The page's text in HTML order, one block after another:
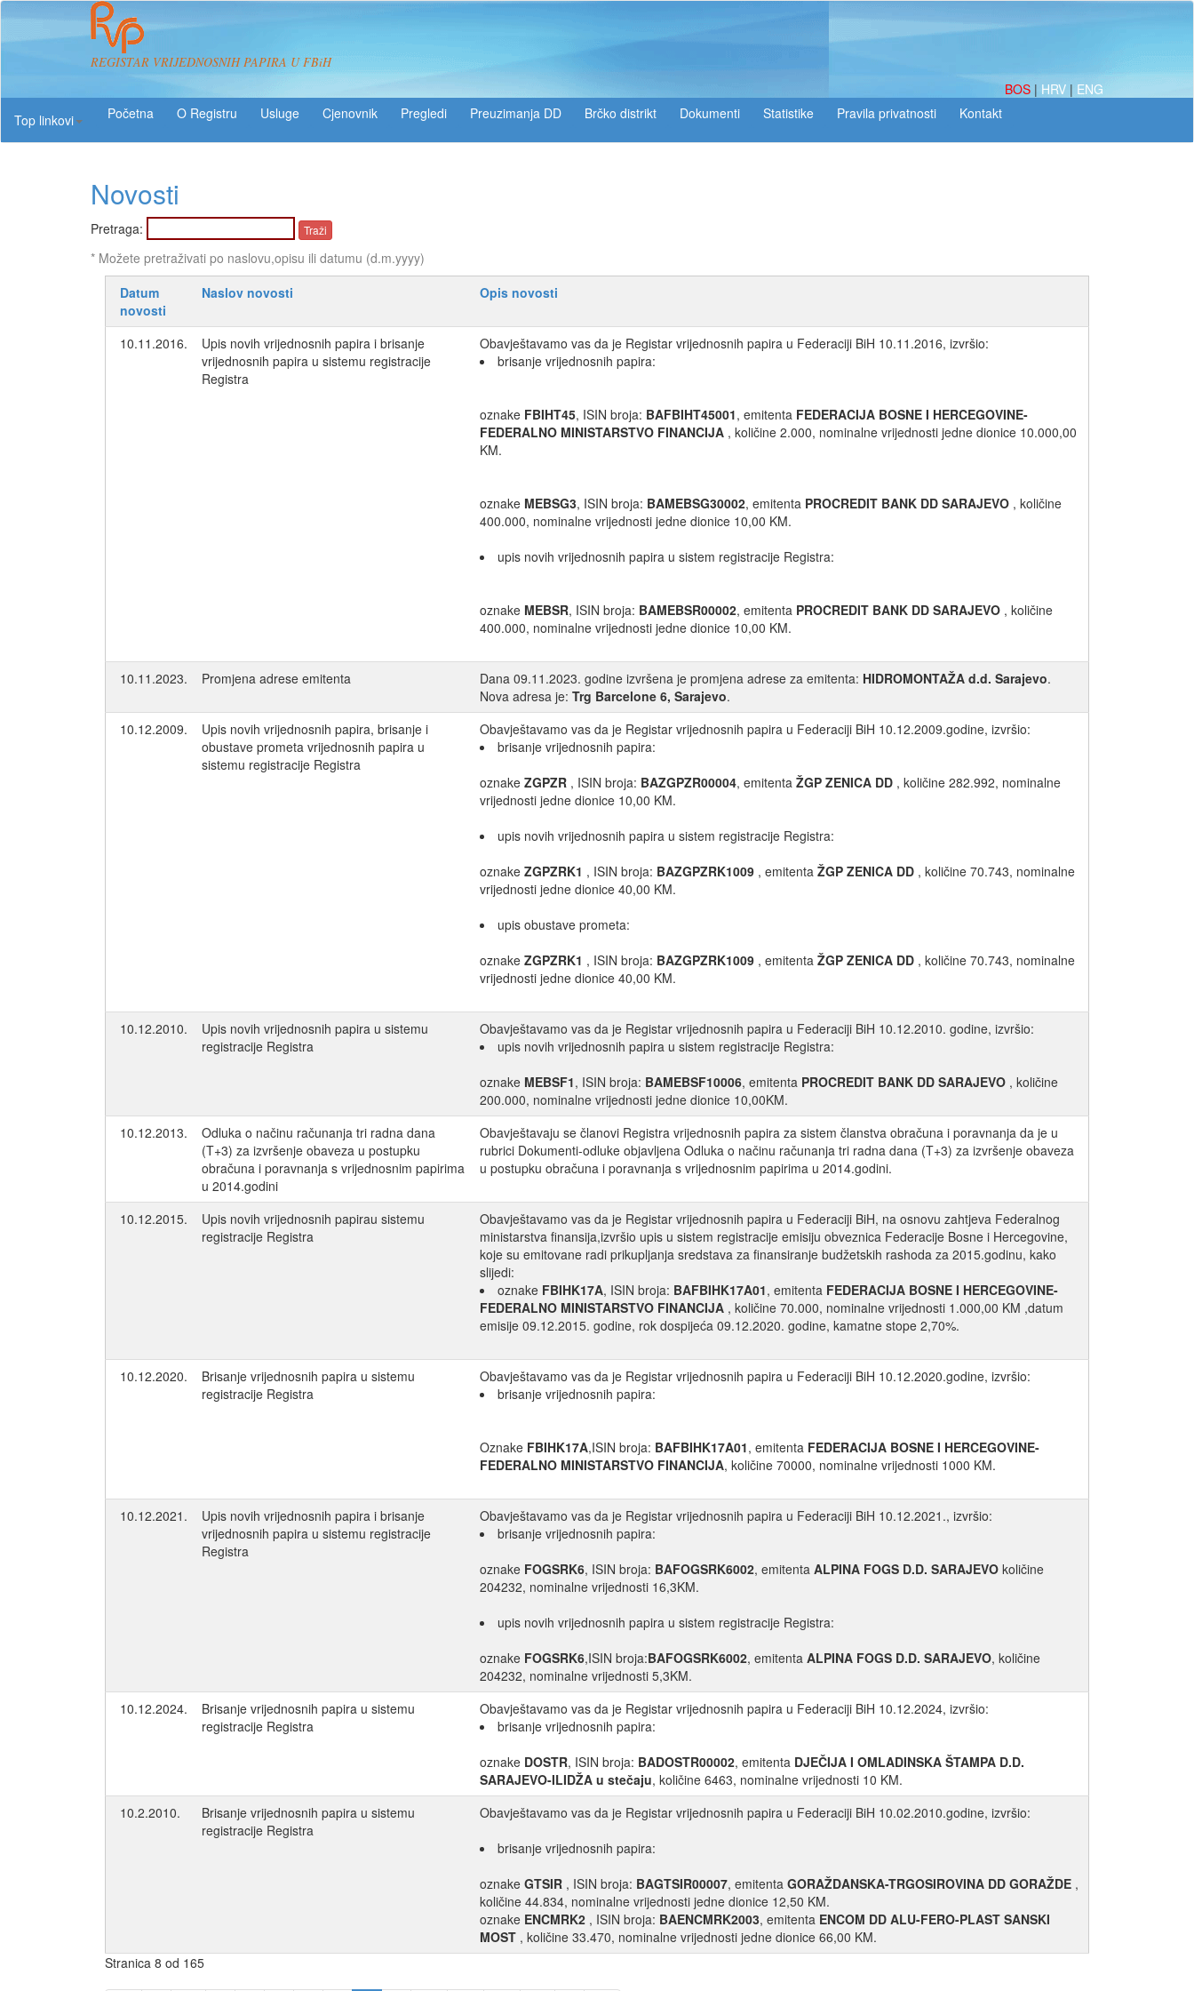
REGISTAR VRIJEDNOSNIH PAPIRA U FBiH
BOS | HRV | ENG
Top linkovi
O Registru Usluge Pregledi Preuzimanja DD Brčko distrikt Dokumenti Statistike
Novosti
Pretraga:
* Možete pretraživati po naslovu,opisu ili datumu (d.m.yyyy)
Datum
novosti
Naslov novosti Opis novosti
10.11.2016.
Upis novih vrijednosnih papira i brisanje
vrijednosnih papira u sistemu registracije
Registra
Obavještavamo vas da je Registar vrijednosnih papira u Federaciji BiH 10.11.2016, izvršio:
brisanje vrijednosnih papira:
oznake FBIHT45, ISIN broja: BAFBIHT45001, emitenta FEDERACIJA BOSNE I HERCEGOVINE-
FEDERALNO MINISTARSTVO FINANCIJA , količine 2.000, nominalne vrijednosti jedne dionice 10.000,00
KM.
oznake MEBSG3, ISIN broja: BAMEBSG30002, emitenta PROCREDIT BANK DD SARAJEVO , količine
400.000, nominalne vrijednosti jedne dionice 10,00 KM.
upis novih vrijednosnih papira u sistem registracije Registra:
oznake MEBSR, ISIN broja: BAMEBSR00002, emitenta PROCREDIT BANK DD SARAJEVO , količine
400.000, nominalne vrijednosti jedne dionice 10,00 KM.
10.11.2023. Promjena adrese emitenta Dana 09.11.2023. godine izvršena je promjena adrese za emitenta: HIDROMONTAŽA d.d. Sarajevo.
Nova adresa je: Trg Barcelone 6, Sarajevo.
10.12.2009.
Upis novih vrijednosnih papira, brisanje i
obustave prometa vrijednosnih papira u
sistemu registracije Registra
Obavještavamo vas da je Registar vrijednosnih papira u Federaciji BiH 10.12.2009.godine, izvršio:
brisanje vrijednosnih papira:
oznake ZGPZR , ISIN broja: BAZGPZR00004, emitenta ŽGP ZENICA DD , količine 282.992, nominalne
vrijednosti jedne dionice 10,00 KM.
upis novih vrijednosnih papira u sistem registracije Registra:
oznake ZGPZRK1 , ISIN broja: BAZGPZRK1009 , emitenta ŽGP ZENICA DD , količine 70.743, nominalne
vrijednosti jedne dionice 40,00 KM.
upis obustave prometa:
oznake ZGPZRK1 , ISIN broja: BAZGPZRK1009 , emitenta ŽGP ZENICA DD , količine 70.743, nominalne
vrijednosti jedne dionice 40,00 KM.
10.12.2010.
Upis novih vrijednosnih papira u sistemu
registracije Registra
Obavještavamo vas da je Registar vrijednosnih papira u Federaciji BiH 10.12.2010. godine, izvršio:
upis novih vrijednosnih papira u sistem registracije Registra:
oznake MEBSF1, ISIN broja: BAMEBSF10006, emitenta PROCREDIT BANK DD SARAJEVO , količine
200.000, nominalne vrijednosti jedne dionice 10,00KM.
10.12.2013.
Odluka o načinu računanja tri radna dana
(T+3) za izvršenje obaveza u postupku
obračuna i poravnanja s vrijednosnim papirima
u 2014.godini
Obavještavaju se članovi Registra vrijednosnih papira za sistem članstva obračuna i poravnanja da je u
rubrici Dokumenti-odluke objavljena Odluka o načinu računanja tri radna dana (T+3) za izvršenje obaveza
u postupku obračuna i poravnanja s vrijednosnim papirima u 2014.godini.
10.12.2015.
Upis novih vrijednosnih papirau sistemu
registracije Registra
Obavještavamo vas da je Registar vrijednosnih papira u Federaciji BiH, na osnovu zahtjeva Federalnog
ministarstva finansija,izvršio upis u sistem registracije emisiju obveznica Federacije Bosne i Hercegovine,
koje su emitovane radi prikupljanja sredstava za finansiranje budžetskih rashoda za 2015.godinu, kako
slijedi:
oznake FBIHK17A, ISIN broja: BAFBIHK17A01, emitenta FEDERACIJA BOSNE I HERCEGOVINE-
FEDERALNO MINISTARSTVO FINANCIJA , količine 70.000, nominalne vrijednosti 1.000,00 KM ,datum
emisije 09.12.2015. godine, rok dospijeća 09.12.2020. godine, kamatne stope 2,70%.
10.12.2020.
Brisanje vrijednosnih papira u sistemu
registracije Registra
Obavještavamo vas da je Registar vrijednosnih papira u Federaciji BiH 10.12.2020.godine, izvršio:
brisanje vrijednosnih papira:
Oznake FBIHK17A,ISIN broja: BAFBIHK17A01, emitenta FEDERACIJA BOSNE I HERCEGOVINE-
FEDERALNO MINISTARSTVO FINANCIJA, količine 70000, nominalne vrijednosti 1000 KM.
10.12.2021.
Upis novih vrijednosnih papira i brisanje
vrijednosnih papira u sistemu registracije
Registra
Obavještavamo vas da je Registar vrijednosnih papira u Federaciji BiH 10.12.2021., izvršio:
brisanje vrijednosnih papira:
oznake FOGSRK6, ISIN broja: BAFOGSRK6002, emitenta ALPINA FOGS D.D. SARAJEVO količine
204232, nominalne vrijednosti 16,3KM.
upis novih vrijednosnih papira u sistem registracije Registra:
oznake FOGSRK6,ISIN broja:BAFOGSRK6002, emitenta ALPINA FOGS D.D. SARAJEVO, količine
204232, nominalne vrijednosti 5,3KM.
10.12.2024.
Brisanje vrijednosnih papira u sistemu
registracije Registra
Obavještavamo vas da je Registar vrijednosnih papira u Federaciji BiH 10.12.2024, izvršio:
brisanje vrijednosnih papira:
oznake DOSTR, ISIN broja: BADOSTR00002, emitenta DJEČIJA I OMLADINSKA ŠTAMPA D.D.
SARAJEVO-ILIDŽA u stečaju, količine 6463, nominalne vrijednosti 10 KM.
10.2.2010.
Brisanje vrijednosnih papira u sistemu
registracije Registra
Obavještavamo vas da je Registar vrijednosnih papira u Federaciji BiH 10.02.2010.godine, izvršio:
brisanje vrijednosnih papira:
oznake GTSIR , ISIN broja: BAGTSIR00007, emitenta GORAŽDANSKA-TRGOSIROVINA DD GORAŽDE ,
količine 44.834, nominalne vrijednosti jedne dionice 12,50 KM.
oznake ENCMRK2 , ISIN broja: BAENCMRK2003, emitenta ENCOM DD ALU-FERO-PLAST SANSKI
MOST , količine 33.470, nominalne vrijednosti jedne dionice 66,00 KM.
Stranica 8 od 165